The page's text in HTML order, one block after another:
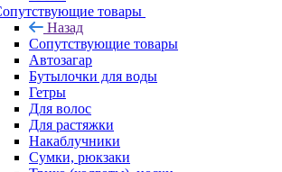
товары
Назад
Сопутствующие товары
Автозагар
Бутылочки для воды
Гетры
Для волос
Для растяжки
Накаблучники
Сумки, рюкзаки